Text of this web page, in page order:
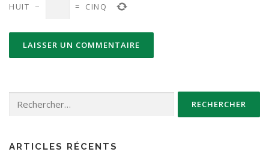
HUIT − = CINQ
ARTICLES RÉCENTS